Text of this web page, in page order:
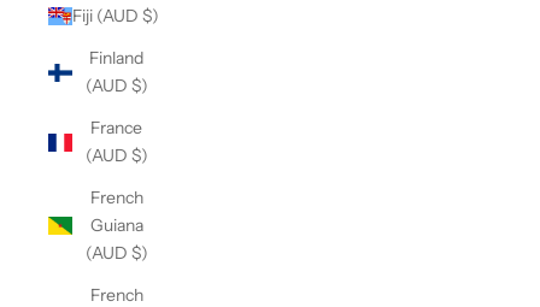
Fiji (AUD $)
Finland
(AUD $)
France
(AUD $)
French
Guiana
(AUD $)
French